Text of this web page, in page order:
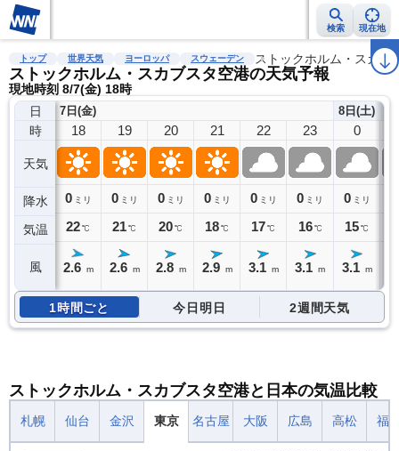
検索 現在地
雨雲レーダー 台風情報 地震情報 警報・注意報 2週間天気 ラ
トップ 世界天気 ヨーロッパ スウェーデン ストックホルム・スカブ
ストックホルム・スカブスタ空港の天気予報
現地時刻 8/7(金) 18時
日
時
天気
降水
気温
風
7日(金)
18
0 ミリ
22℃
2.6 m
19
0 ミリ
21℃
2.6 m
20
0 ミリ
20℃
2.8 m
21
0 ミリ
18℃
2.9 m
22
0 ミリ
17℃
3.1 m
23
0 ミリ
16 ℃
3.1 m
8日(土)
0
0 ミリ
15℃
3.1 m
1時間ごと 今日明日 2週間天気
ストックホルム・スカブスタ空港と日本の気温比較
札幌 仙台 金沢 東京 名古屋 大阪 広島 高松 福